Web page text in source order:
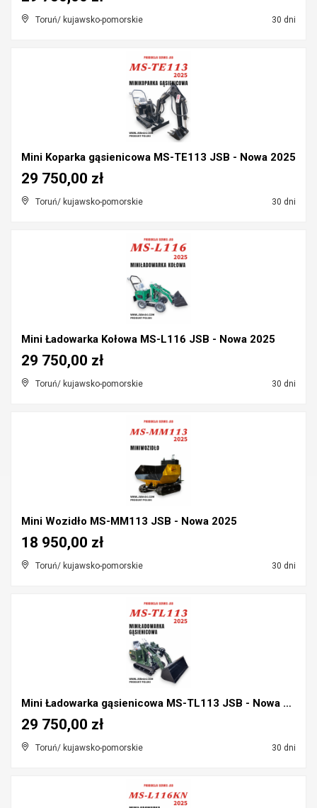
Toruń/ kujawsko-pomorskie 30 dni
Mini Koparka gąsienicowa MS-TE113 JSB - Nowa 2025
Toruń/ kujawsko-pomorskie 30 dni
29 750,00 zł
Mini Ładowarka Kołowa MS-L116 JSB - Nowa 2025
Toruń/ kujawsko-pomorskie 30 dni
29 750,00 zł
Mini Wozidło MS-MM113 JSB - Nowa 2025
Toruń/ kujawsko-pomorskie 30 dni
18 950,00 zł
Mini Ładowarka gąsienicowa MS-TL113 JSB - Nowa 202...
Toruń/ kujawsko-pomorskie 30 dni
29 750,00 zł